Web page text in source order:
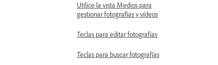
Utilice la vista Medios para
gestionar fotografías y vídeos
Teclas para editar fotografías
Teclas para buscar fotografías